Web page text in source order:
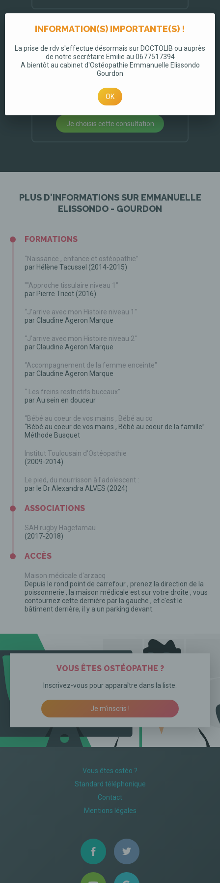
Consultation
ENFANTS -13ANS
Consultation de 60 minutes*à 50€
Je choisis cette consultation
PLUS D'INFORMATIONS SUR EMMANUELLE
ELISSONDO - GOURDON
FORMATIONS
“Naissance , enfance et ostéopathie”
par Hélène Tacussel (2014-2015)
""Approche tissulaire niveau 1"
par Pierre Tricot (2016)
“J'arrive avec mon Histoire niveau 1"
par Claudine Ageron Marque
“J'arrive avec mon Histoire niveau 2"
par Claudine Ageron Marque
“Accompagnement de la femme enceinte"
par Claudine Ageron Marque
“ Les freins restrictifs buccaux”
par Au sein en douceur
“Bébé au coeur de vos mains , Bébé au co
“Bébé au coeur de vos mains , Bébé au coeur de la famille”
Méthode Busquet
Institut Toulousain d'Ostéopathie
(2009-2014)
Le pied, du nourrisson à l'adolescent :
par le Dr Alexandra ALVES (2024)
ASSOCIATIONS
SAH rugby Hagetamau
(2017-2018)
ACCÈS
Maison médicale d'arzacq
Depuis le rond point de carrefour , prenez la direction de la
poissonnerie , la maison médicale est sur votre droite , vous
contournez cette dernière par la gauche , et c'est le
bâtiment derrière, il y a un parking devant.
VOUS ÊTES OSTÉOPATHE ?
Inscrivez-vous pour apparaître dans la liste.
Je m’inscris !
Vous êtes ostéo ?
Standard téléphonique
Contact
Mentions légales
INFORMATION(S) IMPORTANTE(S) !
La prise de rdv s'effectue désormais sur DOCTOLIB ou auprès
de notre secrétaire Emilie au 0677517394
A bientôt au cabinet d'Ostéopathie Emmanuelle Elissondo
Gourdon
OK